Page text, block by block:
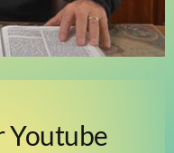
Youtube